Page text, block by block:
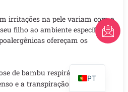
irritações na pele variam com o
filho ao ambiente específico
ofereçam os
de bambu respirável para
e a transpiração. Suas
PT
AR
FR